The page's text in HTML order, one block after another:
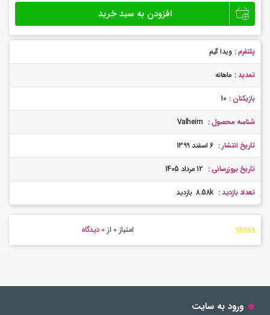
گیم
سرور
بازی
Valheim
عدد
افزودن به سبد خرید
پلتفرم : ویدا گیم
تمدید : ماهانه
بازیکنان : 10
شناسه محصول : Valheim
تاریخ انتشار : 6 اسفند 1399
تاریخ بروزرسانی : 12 مرداد 1405
تعداد بازدید : 8.58k بازدید
امتیاز 0 از 0 دیدگاه
ورود به سایت